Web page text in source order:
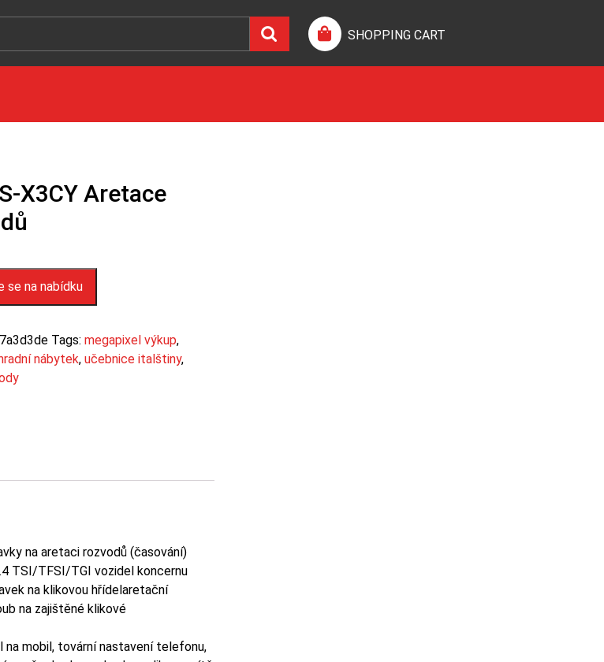
SHOPPING CART
X3CY Aretace
se na nabídku
Tags: megapixel výkup,
nábytek, učebnice italštiny,
na aretaci rozvodů (časování)
TSI/TFSI/TGI vozidel koncernu
na klikovou hřídelaretační
na zajištěné klikové
na mobil, tovární nastavení telefonu,